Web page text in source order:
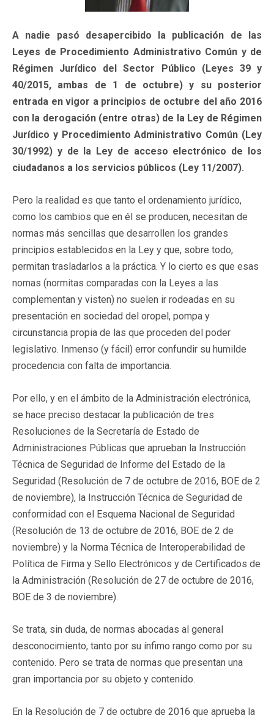
A nadie pasó desapercibido la publicación de las
Leyes de Procedimiento Administrativo Común y de
Régimen Jurídico del Sector Público (Leyes 39 y
40/2015, ambas de 1 de octubre) y su posterior
entrada en vigor a principios de octubre del año 2016
con la derogación (entre otras) de la Ley de Régimen
Jurídico y Procedimiento Administrativo Común (Ley
30/1992) y de la Ley de acceso electrónico de los
ciudadanos a los servicios públicos (Ley 11/2007).
Pero la realidad es que tanto el ordenamiento jurídico,
como los cambios que en él se producen, necesitan de
normas más sencillas que desarrollen los grandes
principios establecidos en la Ley y que, sobre todo,
permitan trasladarlos a la práctica. Y lo cierto es que esas
nomas (normitas comparadas con la Leyes a las
complementan y visten) no suelen ir rodeadas en su
presentación en sociedad del oropel, pompa y
circunstancia propia de las que proceden del poder
legislativo. Inmenso (y fácil) error confundir su humilde
procedencia con falta de importancia.
Por ello, y en el ámbito de la Administración electrónica,
se hace preciso destacar la publicación de tres
Resoluciones de la Secretaría de Estado de
Administraciones Públicas que aprueban la Instrucción
Técnica de Seguridad de Informe del Estado de la
Seguridad (Resolución de 7 de octubre de 2016, BOE de 2
de noviembre), la Instrucción Técnica de Seguridad de
conformidad con el Esquema Nacional de Seguridad
(Resolución de 13 de octubre de 2016, BOE de 2 de
noviembre) y la Norma Técnica de Interoperabilidad de
Política de Firma y Sello Electrónicos y de Certificados de
la Administración (Resolución de 27 de octubre de 2016,
BOE de 3 de noviembre).
Se trata, sin duda, de normas abocadas al general
desconocimiento, tanto por su ínfimo rango como por su
contenido. Pero se trata de normas que presentan una
gran importancia por su objeto y contenido.
En la Resolución de 7 de octubre de 2016 que aprueba la